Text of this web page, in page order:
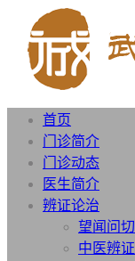
首页
门诊简介
门诊动态
医生简介
辨证论治
望闻问切
中医辨证